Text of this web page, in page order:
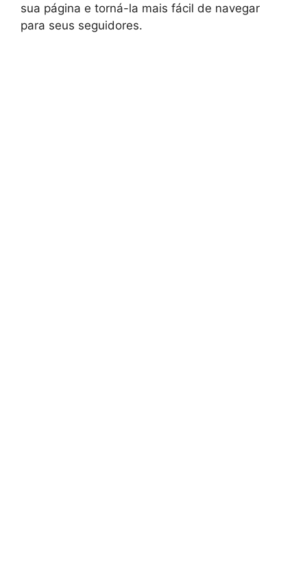
sua página e torná-la mais fácil de navegar
para seus seguidores.